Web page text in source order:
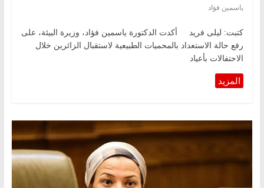
ياسمين فؤاد
كتبت: ليلى فريد أكدت الدكتورة ياسمين فؤاد، وزيرة البيئة، على
رفع حالة الاستعداد بالمحميات الطبيعية لاستقبال الزائرين خلال
الاحتفالات بأعياد